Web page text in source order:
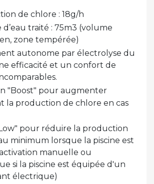
de chlore : 18g/h
d’eau traité : 75m3 (volume
zone tempérée)
autonome par électrolyse du
efficacité et un confort de
"Boost" pour augmenter
la production de chlore en cas
pour réduire la production
minimum lorsque la piscine est
manuelle ou
si la piscine est équipée d'un
électrique)